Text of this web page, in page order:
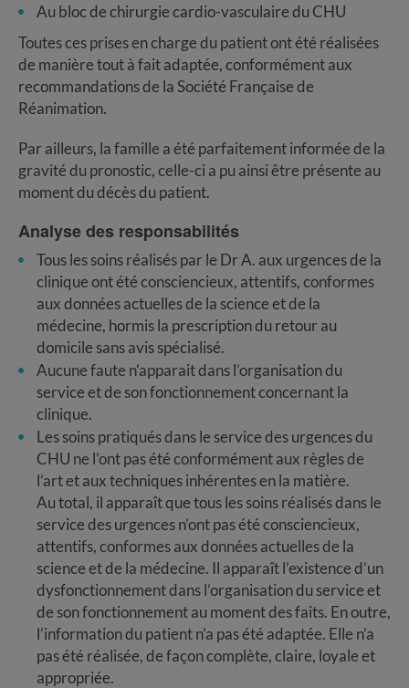
Au bloc de chirurgie cardio-vasculaire du CHU
Toutes ces prises en charge du patient ont été réalisées
de manière tout à fait adaptée, conformément aux
recommandations de la Société Française de
Réanimation.
Par ailleurs, la famille a été parfaitement informée de la
gravité du pronostic, celle-ci a pu ainsi être présente au
moment du décès du patient.
Analyse des responsabilités
Tous les soins réalisés par le Dr A. aux urgences de la
clinique ont été consciencieux, attentifs, conformes
aux données actuelles de la science et de la
médecine, hormis la prescription du retour au
domicile sans avis spécialisé.
Aucune faute n’apparait dans l’organisation du
service et de son fonctionnement concernant la
clinique.
Les soins pratiqués dans le service des urgences du
CHU ne l’ont pas été conformément aux règles de
l’art et aux techniques inhérentes en la matière.
Au total, il apparaît que tous les soins réalisés dans le
service des urgences n’ont pas été consciencieux,
attentifs, conformes aux données actuelles de la
science et de la médecine. Il apparaît l’existence d’un
dysfonctionnement dans l’organisation du service et
de son fonctionnement au moment des faits. En outre,
l’information du patient n’a pas été adaptée. Elle n’a
pas été réalisée, de façon complète, claire, loyale et
appropriée.